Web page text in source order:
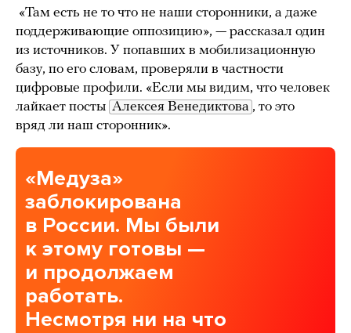
«Там есть не то что не наши сторонники, а даже
поддерживающие оппозицию», — рассказал один
из источников. У попавших в мобилизационную
базу, по его словам, проверяли в частности
цифровые профили. «Если мы видим, что человек
лайкает посты Алексея Венедиктова , то это
вряд ли наш сторонник».
«Медуза»
заблокирована
в России. Мы были
к этому готовы —
и продолжаем
работать.
Несмотря ни на что